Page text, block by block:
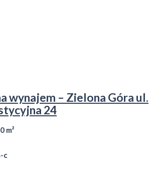
wynajem – Zielona Góra ul.
24
m²
c